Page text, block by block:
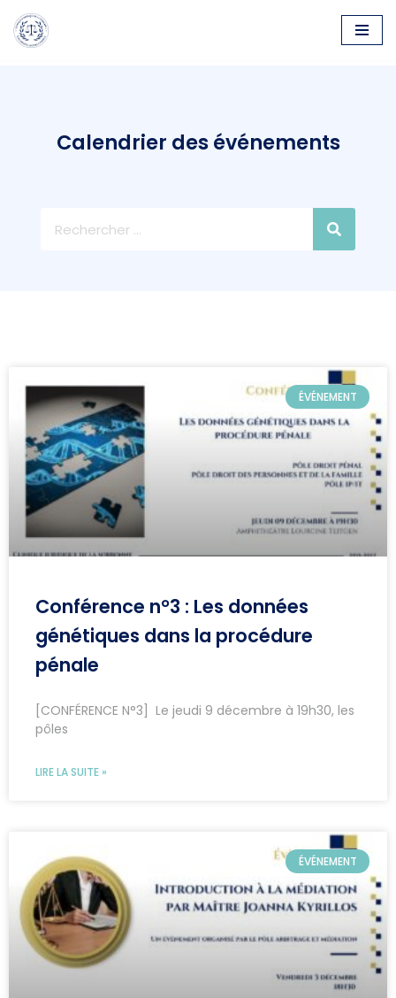
Aller
Calendrier des événements
ÉVÉNEMENT
Conférence n°3 : Les données
génétiques dans la procédure
pénale
[CONFÉRENCE N°3] Le jeudi 9 décembre à 19h30, les
pôles
LIRE LA SUITE »
ÉVÉNEMENT